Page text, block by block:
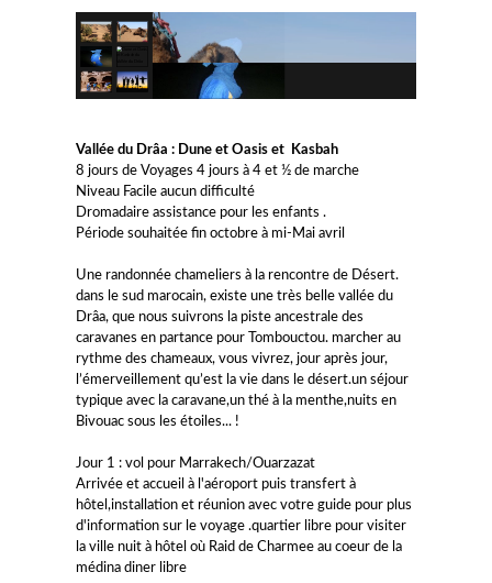
Vallée du Drâa : Dune et Oasis et Kasbah
8 jours de Voyages 4 jours à 4 et ½ de marche
Niveau Facile aucun difficulté
Dromadaire assistance pour les enfants .
Période souhaitée fin octobre à mi-Mai avril
Une randonnée chameliers à la rencontre de Désert.
dans le sud marocain, existe une très belle vallée du
Drâa, que nous suivrons la piste ancestrale des
caravanes en partance pour Tombouctou. marcher au
rythme des chameaux, vous vivrez, jour après jour,
l’émerveillement qu’est la vie dans le désert.un séjour
typique avec la caravane,un thé à la menthe,nuits en
Bivouac sous les étoiles... !
Jour 1 : vol pour Marrakech/Ouarzazat
Arrivée et accueil à l'aéroport puis transfert à
hôtel,installation et réunion avec votre guide pour plus
d'information sur le voyage .quartier libre pour visiter
la ville nuit à hôtel où Raid de Charmee au coeur de la
médina diner libre